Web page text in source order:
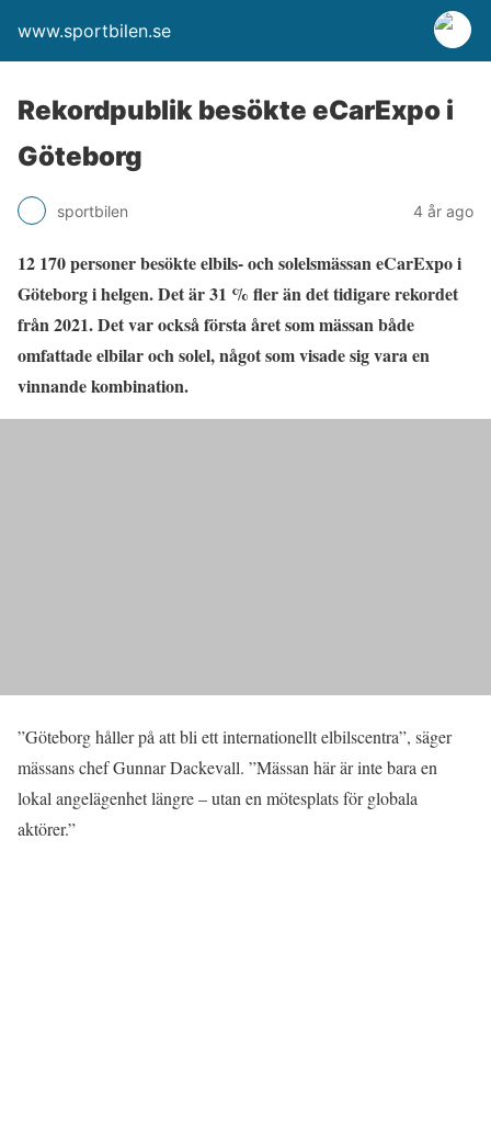
www.sportbilen.se
Rekordpublik besökte eCarExpo i
Göteborg
sportbilen 4 år ago
12 170 personer besökte elbils- och solelsmässan eCarExpo i
Göteborg i helgen. Det är 31 % fler än det tidigare rekordet
från 2021. Det var också första året som mässan både
omfattade elbilar och solel, något som visade sig vara en
vinnande kombination.
”Göteborg håller på att bli ett internationellt elbilscentra”, säger
mässans chef Gunnar Dackevall. ”Mässan här är inte bara en
lokal angelägenhet längre – utan en mötesplats för globala
aktörer.”